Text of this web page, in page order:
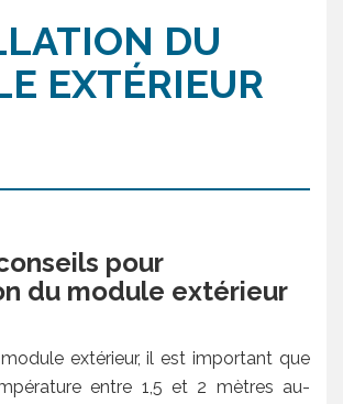
DU
EXTÉRIEUR
pour
du module extérieur
extérieur, il est important que
entre 1,5 et 2 mètres au-